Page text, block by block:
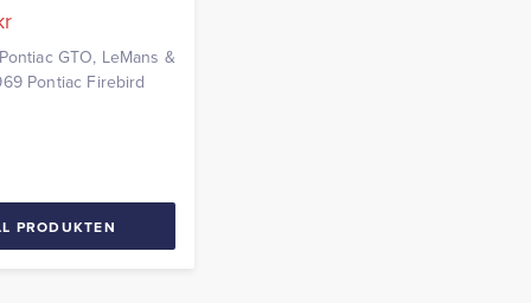
GTO, LeMans &
Pontiac Firebird
PRODUKTEN